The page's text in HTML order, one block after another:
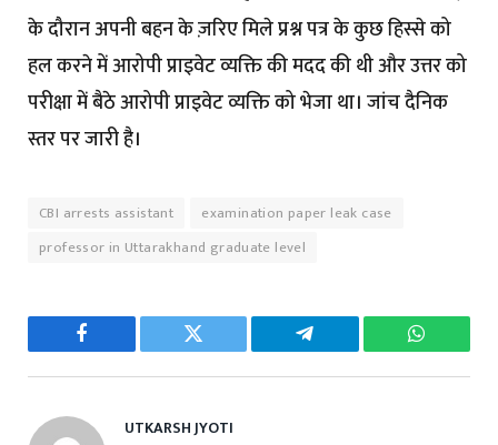
के दौरान अपनी बहन के ज़रिए मिले प्रश्न पत्र के कुछ हिस्से को
हल करने में आरोपी प्राइवेट व्यक्ति की मदद की थी और उत्तर को
परीक्षा में बैठे आरोपी प्राइवेट व्यक्ति को भेजा था। जांच दैनिक
स्तर पर जारी है।
CBI arrests assistant
examination paper leak case
professor in Uttarakhand graduate level
Facebook Twitter Telegram
UTKARSH JYOTI